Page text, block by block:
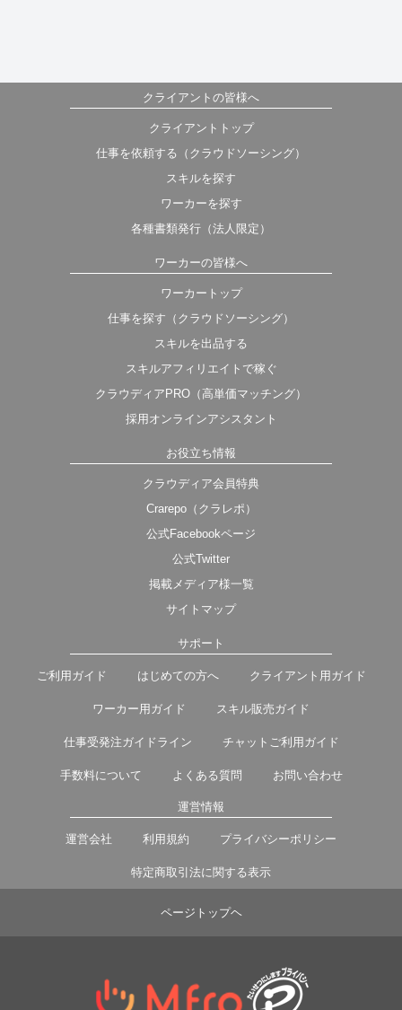
クライアントの皆様へ
クライアントトップ
仕事を依頼する（クラウドソーシング）
スキルを探す
ワーカーを探す
各種書類発行（法人限定）
ワーカーの皆様へ
ワーカートップ
仕事を探す（クラウドソーシング）
スキルを出品する
スキルアフィリエイトで稼ぐ
クラウディアPRO（高単価マッチング）
採用オンラインアシスタント
お役立ち情報
クラウディア会員特典
Crarepo（クラレポ）
公式Facebookページ
公式Twitter
掲載メディア様一覧
サイトマップ
サポート
ご利用ガイド はじめての方へ クライアント用ガイド
ワーカー用ガイド スキル販売ガイド
仕事受発注ガイドライン チャットご利用ガイド
手数料について よくある質問 お問い合わせ
運営情報
運営会社 利用規約 プライバシーポリシー
特定商取引法に関する表示
ページトップヘ